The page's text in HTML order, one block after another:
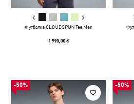
Футболка CLOUDSPUN Tee Men
1 990,00 ₴
-50% -50%